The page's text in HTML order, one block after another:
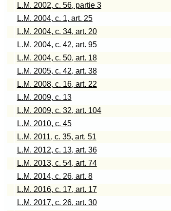
L.M. 2002, c. 56, partie 3
L.M. 2004, c. 1, art. 25
L.M. 2004, c. 34, art. 20
L.M. 2004, c. 42, art. 95
L.M. 2004, c. 50, art. 18
L.M. 2005, c. 42, art. 38
L.M. 2008, c. 16, art. 22
L.M. 2009, c. 13
L.M. 2009, c. 32, art. 104
L.M. 2010, c. 45
L.M. 2011, c. 35, art. 51
L.M. 2012, c. 13, art. 36
L.M. 2013, c. 54, art. 74
L.M. 2014, c. 26, art. 8
L.M. 2016, c. 17, art. 17
L.M. 2017, c. 26, art. 30